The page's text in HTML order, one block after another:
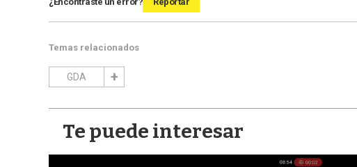
Temas relacionados
GDA
Te puede interesar